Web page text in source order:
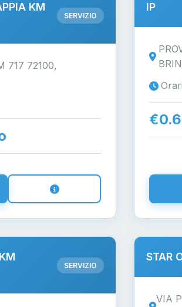
KM
SERVIZIO
717 72100,
IP
SERVIZIO
STAR
VIA